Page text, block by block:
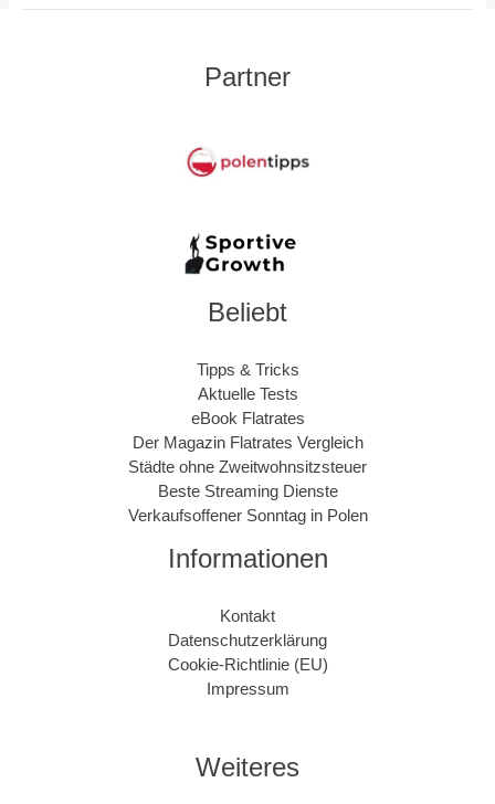
Partner
Beliebt
Tipps & Tricks
Aktuelle Tests
eBook Flatrates
Der Magazin Flatrates Vergleich
Städte ohne Zweitwohnsitzsteuer
Beste Streaming Dienste
Verkaufsoffener Sonntag in Polen
Informationen
Kontakt
Datenschutzerklärung
Cookie-Richtlinie (EU)
Impressum
Weiteres